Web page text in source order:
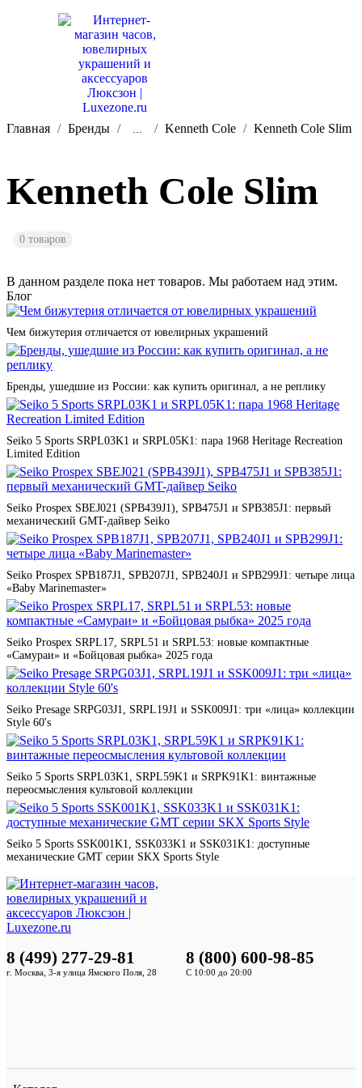
Главная Бренды ... Kenneth Cole Kenneth Cole Slim
Kenneth Cole Slim
0 товаров
В данном разделе пока нет товаров. Мы работаем над этим.
Блог
Чем бижутерия отличается от ювелирных украшений
Бренды, ушедшие из России: как купить оригинал, а не реплику
Seiko 5 Sports SRPL03K1 и SRPL05K1: пара 1968 Heritage Recreation
Limited Edition
Seiko Prospex SBEJ021 (SPB439J1), SPB475J1 и SPB385J1: первый
механический GMT-дайвер Seiko
Seiko Prospex SPB187J1, SPB207J1, SPB240J1 и SPB299J1: четыре лица
«Baby Marinemaster»
Seiko Prospex SRPL17, SRPL51 и SRPL53: новые компактные
«Самураи» и «Бойцовая рыбка» 2025 года
Seiko Presage SRPG03J1, SRPL19J1 и SSK009J1: три «лица» коллекции
Style 60's
Seiko 5 Sports SRPL03K1, SRPL59K1 и SRPK91K1: винтажные
переосмысления культовой коллекции
Seiko 5 Sports SSK001K1, SSK033K1 и SSK031K1: доступные
механические GMT серии SKX Sports Style
8 (499) 277-29-81
г. Москва, 3-я улица Ямского Поля, 28
8 (800) 600-98-85
С 10:00 до 20:00